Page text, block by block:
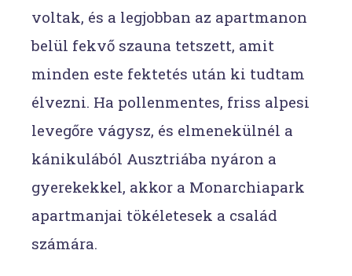
voltak, és a legjobban az apartmanon
belül fekvő szauna tetszett, amit
minden este fektetés után ki tudtam
élvezni. Ha pollenmentes, friss alpesi
levegőre vágysz, és elmenekülnél a
kánikulából Ausztriába nyáron a
gyerekekkel, akkor a Monarchiapark
apartmanjai tökéletesek a család
számára.